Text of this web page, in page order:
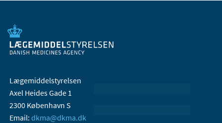
Lægemiddelstyrelsen
Axel Heides Gade 1
2300 København S
Email: dkma@dkma.dk